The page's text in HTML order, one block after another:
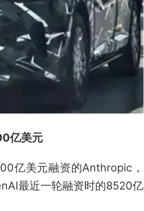
亿美元
亿美元融资的Anthropic，
最近一轮融资时的8520亿